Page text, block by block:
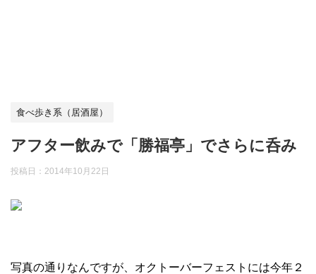
食べ歩き系（居酒屋）
アフター飲みで「勝福亭」でさらに呑み
投稿日： 2014年10月22日
写真の通りなんですが、オクトーバーフェストには今年２